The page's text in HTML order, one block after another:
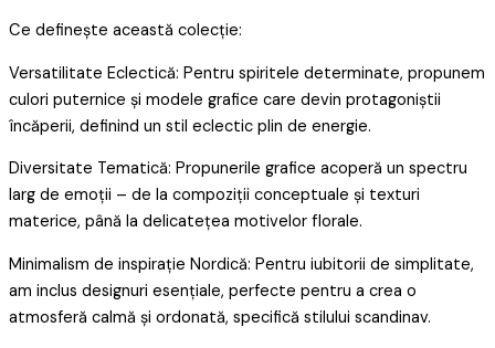
Ce definește această colecție:
Versatilitate Eclectică: Pentru spiritele determinate, propunem
culori puternice și modele grafice care devin protagoniștii
încăperii, definind un stil eclectic plin de energie.
Diversitate Tematică: Propunerile grafice acoperă un spectru
larg de emoții – de la compoziții conceptuale și texturi
materice, până la delicatețea motivelor florale.
Minimalism de inspirație Nordică: Pentru iubitorii de simplitate,
am inclus designuri esențiale, perfecte pentru a crea o
atmosferă calmă și ordonată, specifică stilului scandinav.